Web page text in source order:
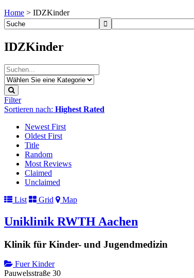
Home > IDZKinder
IDZKinder
Filter
Sortieren nach: Highest Rated
Newest First
Oldest First
Title
Random
Most Reviews
Claimed
Unclaimed
List
Grid Map
Uniklinik RWTH Aachen
Klinik für Kinder- und Jugendmedizin
Fuer Kinder
Pauwelsstraße 30